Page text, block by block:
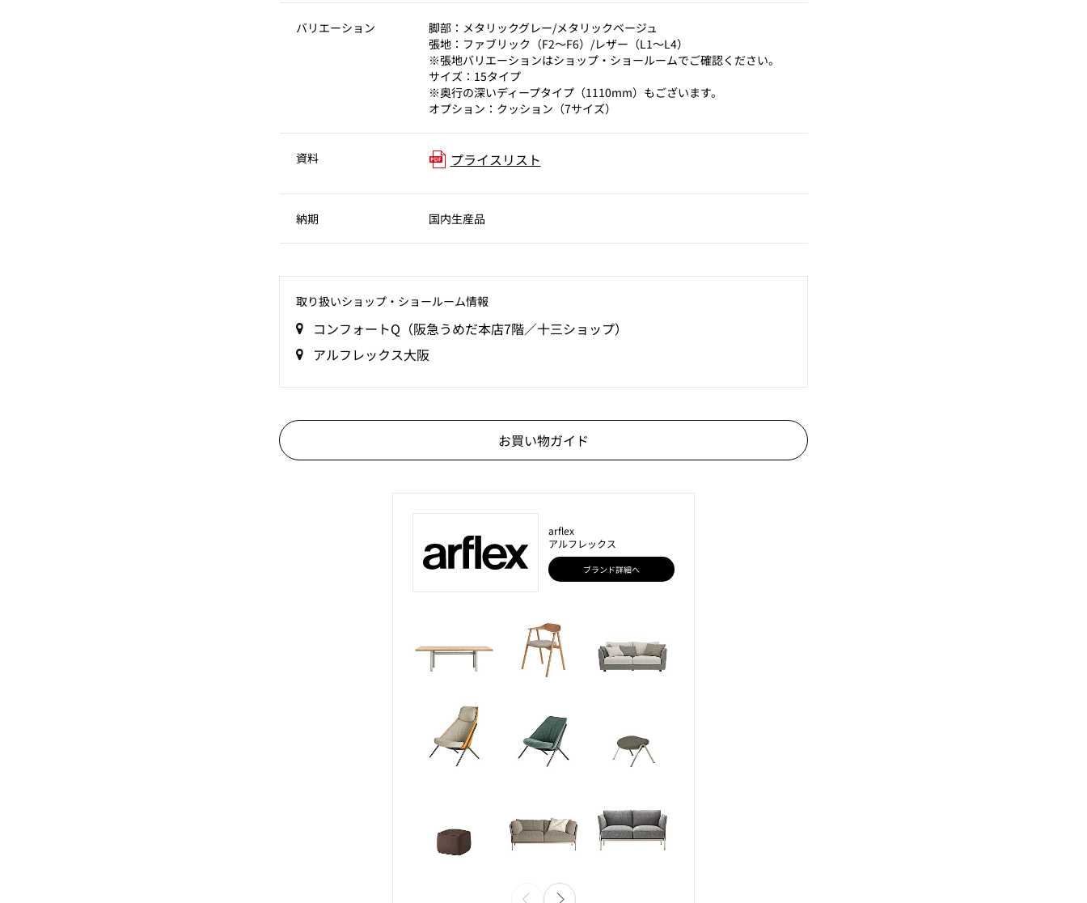
バリエーション
脚部：メタリックグレー/メタリックベージュ
張地：ファブリック（F2～F6）/レザー（L1～L4）
※張地バリエーションはショップ・ショールームでご確認ください。
サイズ：15タイプ
※奥行の深いディープタイプ（1110mm）もございます。
オプション：クッション（7サイズ）
資料 プライスリスト
納期 国内生産品
取り扱いショップ‧ショールーム情報
コンフォートQ（阪急うめだ本店7階／十三ショップ）
アルフレックス大阪
お買い物ガイド
arflex
アルフレックス
ブランド詳細へ